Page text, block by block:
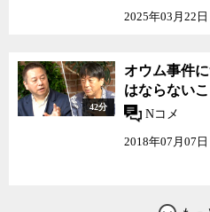
めていた大学の退任にまで追い込
氏は、レベルはともあれ一応教義
教学者として解説に値すると考え
気感はそれさえも容認できないほ
あれから20年の月日が流れ、一連
した今、日本社会はようやくオウ
2025年03月22日
オウム事件について、わ
れわれが忘れてはならな
いこと
42分
オウム事件
はならない
Nコメ
2018年07月07日